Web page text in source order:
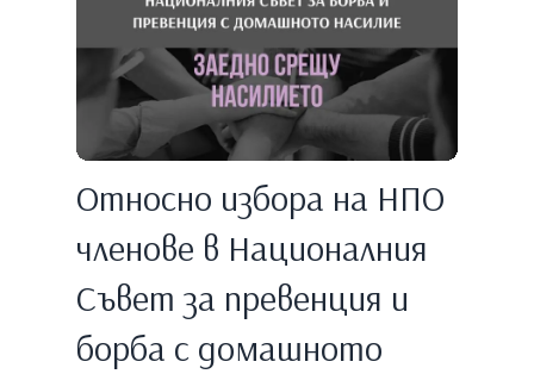
Относно избора на НПО
членове в Националния
Съвет за превенция и
борба с домашното